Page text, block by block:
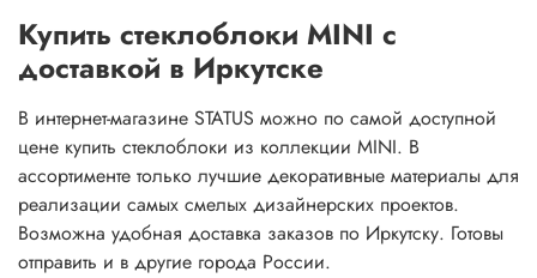
Купить стеклоблоки MINI с
доставкой в Иркутске
В интернет-магазине STATUS можно по самой доступной
цене купить стеклоблоки из коллекции MINI. В
ассортименте только лучшие декоративные материалы для
реализации самых смелых дизайнерских проектов.
Возможна удобная доставка заказов по Иркутску. Готовы
отправить и в другие города России.